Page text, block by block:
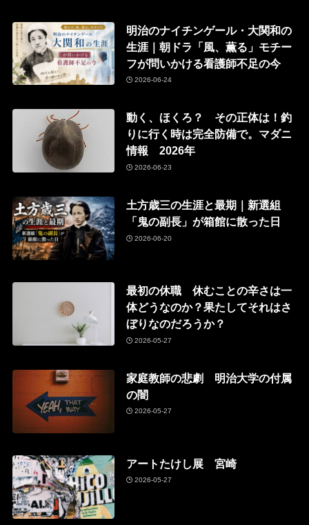
明治のナイチンゲール・大関和の
生涯｜朝ドラ「風、薫る」モチー
フが問いかける看護師不足の今
2026-06-24
動く、ほくろ？ その正体は！釣
りに行く時は完全防備で。マダニ
情報 2026年
2026-06-23
土方歳三の生涯と最期｜新選組
「鬼の副長」が箱館に散った日
2026-06-20
最初の休職 休むことの辛さは一
体どうなのか？果たしてそれはさ
ぼりなのだろうか？
2026-05-27
家庭教師の悲劇 明治大学の付属
の闇
2026-05-27
アートたけし展 宮崎
2026-05-27